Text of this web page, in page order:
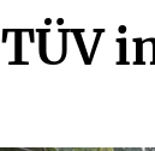
TÜV